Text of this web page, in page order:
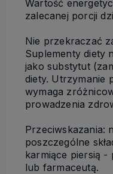
Wartość
zalecanej porcji
Nie przekraczać
Suplementy diety
jako substytut
diety. Utrzymanie
wymaga
prowadzenia
Przeciwskazania:
poszczególne
karmiące piersią -
lub farmaceutą.